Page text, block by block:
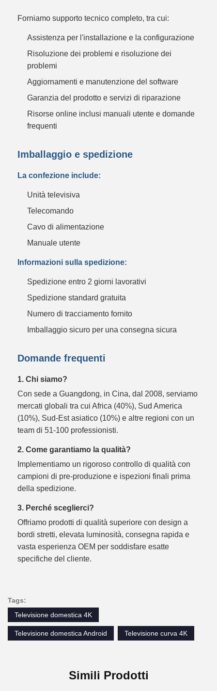
Forniamo supporto tecnico completo, tra cui:
Assistenza per l'installazione e la configurazione
Risoluzione dei problemi e risoluzione dei
problemi
Aggiornamenti e manutenzione del software
Garanzia del prodotto e servizi di riparazione
Risorse online inclusi manuali utente e domande
frequenti
Imballaggio e spedizione
La confezione include:
Unità televisiva
Telecomando
Cavo di alimentazione
Manuale utente
Informazioni sulla spedizione:
Spedizione entro 2 giorni lavorativi
Spedizione standard gratuita
Numero di tracciamento fornito
Imballaggio sicuro per una consegna sicura
Domande frequenti
1. Chi siamo?
Con sede a Guangdong, in Cina, dal 2008, serviamo
mercati globali tra cui Africa (40%), Sud America
(10%), Sud-Est asiatico (10%) e altre regioni con un
team di 51-100 professionisti.
2. Come garantiamo la qualità?
Implementiamo un rigoroso controllo di qualità con
campioni di pre-produzione e ispezioni finali prima
della spedizione.
3. Perché sceglierci?
Offriamo prodotti di qualità superiore con design a
bordi stretti, elevata luminosità, consegna rapida e
vasta esperienza OEM per soddisfare esatte
specifiche del cliente.
Tags:
Televisione domestica 4K
Televisione domestica Android Televisione curva 4K
Simili Prodotti